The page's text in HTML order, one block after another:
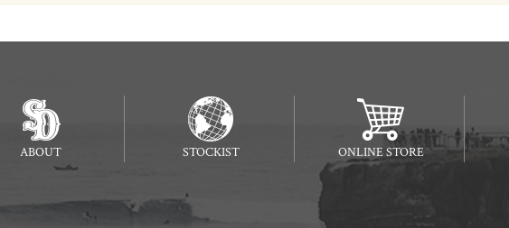
ABOUT STOCKIST ONLINE STORE